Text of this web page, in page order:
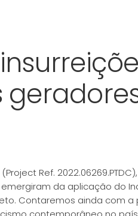
Ref.
da aplicação do
Contaremos ainda com